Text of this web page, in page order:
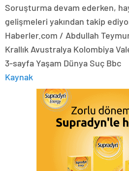
Soruşturma devam ederken,
gelişmeleri yakından takip
Haberler.com / Abdullah
Krallık Avustralya Kolombiya
3-sayfa Yaşam Dünya Suç Bbc
Kaynak